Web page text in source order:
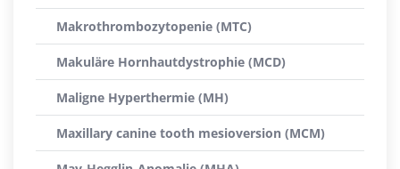
Makrothrombozytopenie (MTC)
Makuläre Hornhautdystrophie (MCD)
Maligne Hyperthermie (MH)
Maxillary canine tooth mesioversion (MCM)